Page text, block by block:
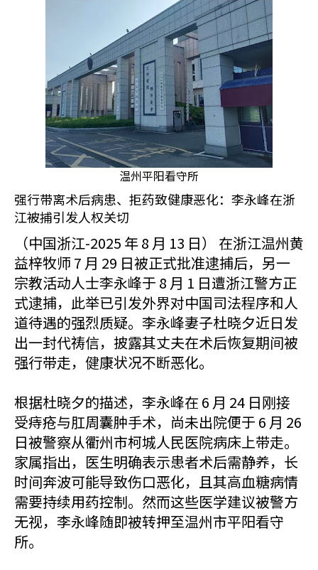
温州平阳看守所
强行带离术后病患、拒药致健康恶化：李永峰在浙
江被捕引发人权关切
（中国浙江-2025 年 8 月 13 日） 在浙江温州黄
益梓牧师 7 月 29 日被正式批准逮捕后，另一
宗教活动人士李永峰于 8 月 1 日遭浙江警方正
式逮捕，此举已引发外界对中国司法程序和人
道待遇的强烈质疑。李永峰妻子杜晓夕近日发
出一封代祷信，披露其丈夫在术后恢复期间被
强行带走，健康状况不断恶化。
根据杜晓夕的描述，李永峰在 6 月 24 日刚接
受痔疮与肛周囊肿手术，尚未出院便于 6 月 26
日被警察从衢州市柯城人民医院病床上带走。
家属指出，医生明确表示患者术后需静养，长
时间奔波可能导致伤口恶化，且其高血糖病情
需要持续用药控制。然而这些医学建议被警方
无视，李永峰随即被转押至温州市平阳看守
所。